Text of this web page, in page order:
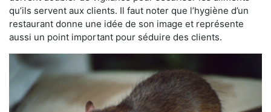
qu’ils servent aux clients. Il faut noter que l’hygiène d’un
restaurant donne une idée de son image et représente
aussi un point important pour séduire des clients.